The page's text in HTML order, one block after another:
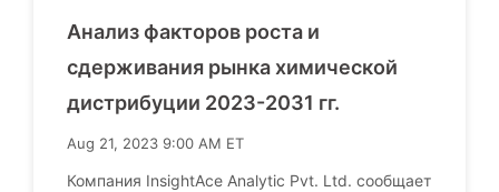
Анализ факторов роста и
сдерживания рынка химической
дистрибуции 2023-2031 гг.
Aug 21, 2023 9:00 AM ET
Компания InsightAce Analytic Pvt. Ltd. сообщает